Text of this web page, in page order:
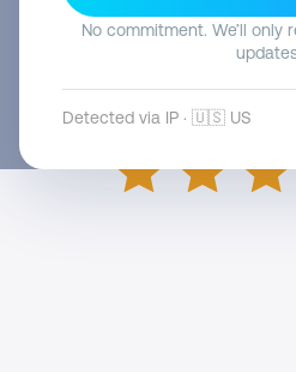
No commitment. We’ll only
Detected via IP · 🇺🇸 US